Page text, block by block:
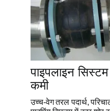
पाइपलाइन सिस्टम
कमी
उच्च-वेग तरल पदार्थ,